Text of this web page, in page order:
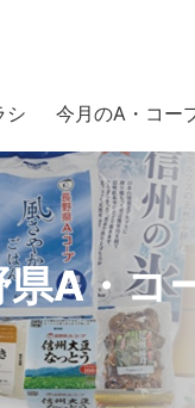
シ 今月のA・コー
県A・コ